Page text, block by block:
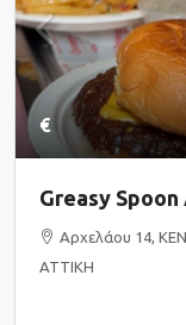
€
Greasy
Αρχελάου 14,
ΑΤΤΙΚΗ